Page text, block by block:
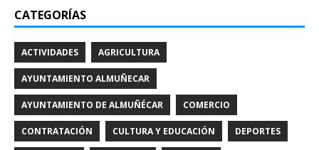
CATEGORÍAS
ACTIVIDADES AGRICULTURA
AYUNTAMIENTO ALMUÑECAR
AYUNTAMIENTO DE ALMUÑÉCAR COMERCIO
CONTRATACIÓN CULTURA Y EDUCACIÓN DEPORTES